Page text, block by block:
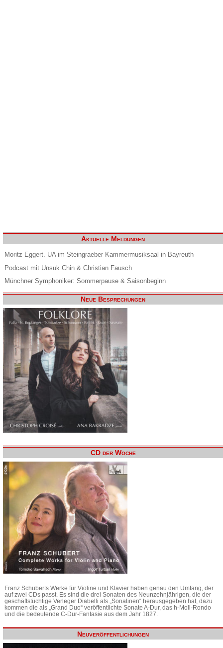
Aktuelle Meldungen
Moritz Eggert. UA im Steingraeber Kammermusiksaal in Bayreuth
Podcast mit Unsuk Chin & Christian Fausch
Münchner Symphoniker: Sommerpause & Saisonbeginn
Neue Besprechungen
CD der Woche
Franz Schuberts Werke für Violine und Klavier haben genau den Umfang, der
auf zwei CDs passt. Es sind die drei Sonaten des Neunzehnjährigen, die der
geschäftstüchtige Verleger Diabelli als „Sonatinen“ herausgegeben hat, dazu
kommen die als „Grand Duo“ veröffentlichte Sonate A-Dur, das h-Moll-Rondo
und die bedeutende C-Dur-Fantasie aus dem Jahr 1827.
Neuveröffentlichungen